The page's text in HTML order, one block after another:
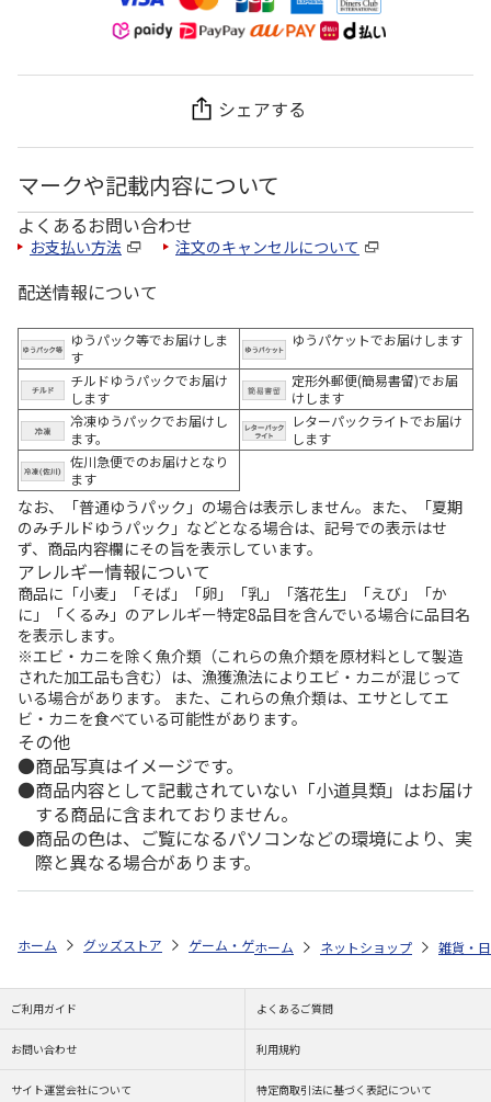
シェアする
マークや記載内容について
よくあるお問い合わせ
お支払い方法 注文のキャンセルについて
配送情報について
ゆうパック等でお届けしま
す
ゆうパケットでお届けします
チルドゆうパックでお届け
します
定形外郵便(簡易書留)でお届
けします
冷凍ゆうパックでお届けし
ます。
レターパックライトでお届け
します
佐川急便でのお届けとなり
ます
なお、「普通ゆうパック」の場合は表示しません。また、「夏期
のみチルドゆうパック」などとなる場合は、記号での表示はせ
ず、商品内容欄にその旨を表示しています。
アレルギー情報について
商品に「小麦」「そば」「卵」「乳」「落花生」「えび」「か
に」「くるみ」のアレルギー特定8品目を含んでいる場合に品目名
を表示します。
※エビ・カニを除く魚介類（これらの魚介類を原材料として製造
された加工品も含む）は、漁獲漁法によりエビ・カニが混じって
いる場合があります。 また、これらの魚介類は、エサとしてエ
ビ・カニを食べている可能性があります。
その他
商品写真はイメージです。
商品内容として記載されていない「小道具類」はお届け
する商品に含まれておりません。
商品の色は、ご覧になるパソコンなどの環境により、実
際と異なる場合があります。
ホーム グッズストア ゲーム・ゲームキャラクター 英雄伝説 軌跡シ
ホーム ネットショップ 雑貨・
ご利用ガイド よくあるご質問
お問い合わせ 利用規約
サイト運営会社について 特定商取引法に基づく表記について